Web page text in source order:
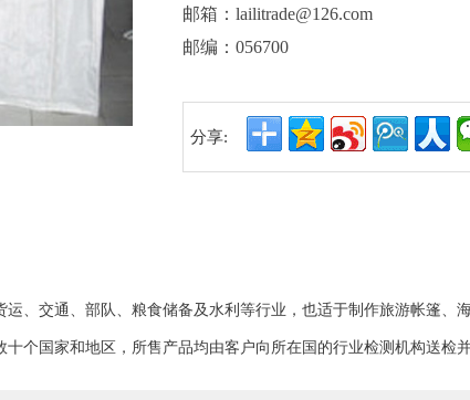
邮箱：lailitrade@126.com
邮编：056700
分享:
运、交通、 部队、粮食储备及水利 等行业， 也适于制作旅游帐篷、
个国家和地区， 所售产品均由客户向所在国的行业检测机构送检